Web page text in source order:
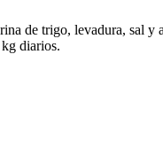
de trigo, levadura, sal
diarios.